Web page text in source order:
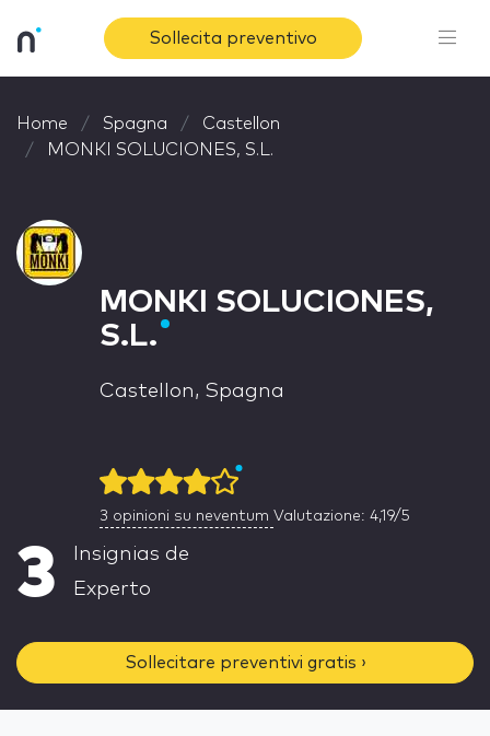
Sollecita preventivo
Home Spagna
Castellon
MONKI SOLUCIONES, S.L.
MONKI SOLUCIONES,
S.L.
Castellon, Spagna
3 opinioni su neventum Valutazione: 4,19/5
3
Insignias de
Experto
Sollecitare preventivi gratis ›